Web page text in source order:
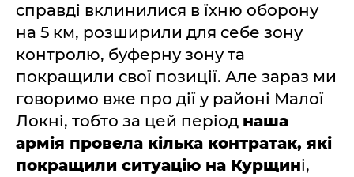
справді вклинилися в їхню оборону
на 5 км, розширили для себе зону
контролю, буферну зону та
покращили свої позиції. Але зараз ми
говоримо вже про дії у районі Малої
Локні, тобто за цей період наша
армія провела кілька контратак, які
покращили ситуацію на Курщині,